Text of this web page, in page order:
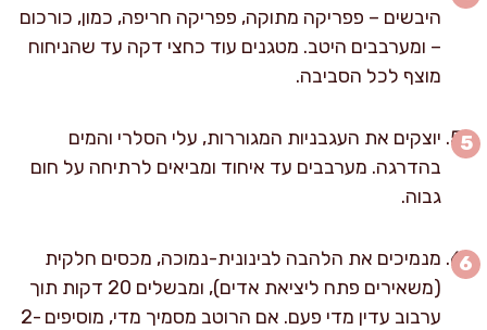
היבשים – פפריקה מתוקה, פפריקה חריפה, כמון, כורכום
– ומערבבים היטב. מטגנים עוד כחצי דקה עד שהניחוח
מוצף לכל הסביבה.
יוצקים את העגבניות המגוררות, עלי הסלרי והמים
בהדרגה. מערבבים עד איחוד ומביאים לרתיחה על חום
גבוה.
מנמיכים את הלהבה לבינונית-נמוכה, מכסים חלקית
(משאירים פתח ליציאת אדים), ומבשלים 20 דקות תוך
ערבוב עדין מדי פעם. אם הרוטב מסמיך מדי, מוסיפים 2-